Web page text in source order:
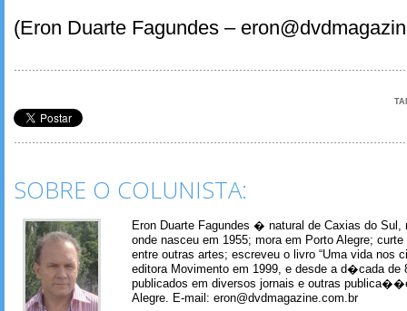
(Eron Duarte Fagundes –
SOBRE O COLUNISTA:
Eron Duarte Fagundes � natural de Caxias do Sul,
onde nasceu em 1955; mora em Porto Alegre;
entre outras artes; escreveu o livro “Uma vida nos
editora Movimento em 1999, e desde a d�cada de
publicados em diversos jornais e outras
Alegre. E-mail: eron@dvdmagazine.com.br